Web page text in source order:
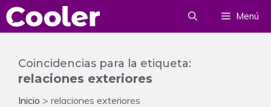
Saltar
al
Menú
Coincidencias para la etiqueta:
relaciones exteriores
Inicio > relaciones exteriores